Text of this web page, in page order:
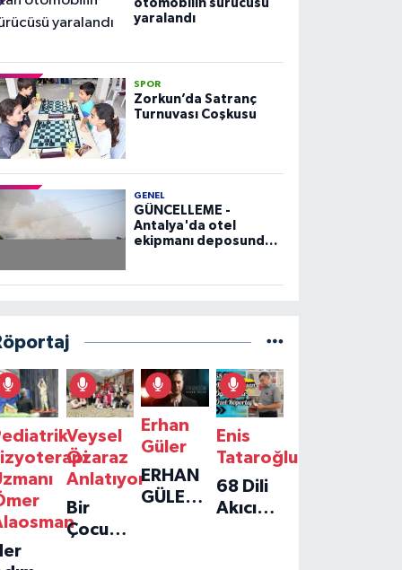
otomobilin sürücüsü
yaralandı
SPOR
Zorkun’da Satranç
Turnuvası Coşkusu
GENEL
GÜNCELLEME -
Antalya'da otel
ekipmanı deposunda
Veysel
Özaraz
Anlatıyor
Bir
Çocuğun
Erhan
Güler
ERHAN
GÜLER'IN
Enis
Tataroğlu
68 Dili
Akıcı